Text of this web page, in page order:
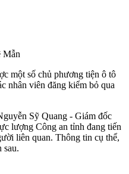
Mẫn
một số chủ phương tiện ô tô
nhân viên đăng kiểm bỏ qua
Sỹ Quang - Giám đốc
lượng Công an tỉnh đang tiến
liên quan. Thông tin cụ thể,
sau.